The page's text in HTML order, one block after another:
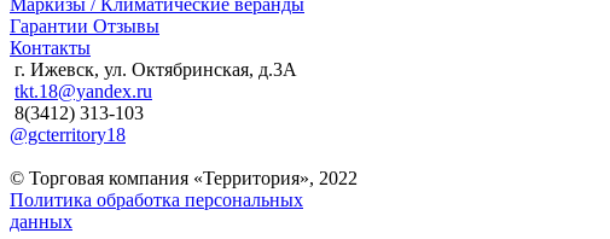
Маркизы / Климатические веранды
Гарантии Отзывы
Контакты
г. Ижевск, ул. Октябринская, д.3А
tkt.18@yandex.ru
8(3412) 313-103
@gcterritory18
© Торговая компания «Территория», 2022
Политика обработка персональных
данных